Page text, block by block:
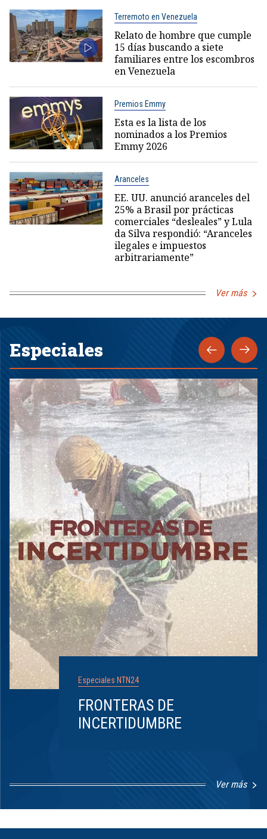
Terremoto en Venezuela
Relato de hombre que cumple
15 días buscando a siete
familiares entre los escombros
en Venezuela
Premios Emmy
Esta es la lista de los
nominados a los Premios
Emmy 2026
Aranceles
EE. UU. anunció aranceles del
25% a Brasil por prácticas
comerciales “desleales” y Lula
da Silva respondió: “Aranceles
ilegales e impuestos
arbitrariamente”
Ver más
Especiales
Especiales NTN24
FRONTERAS DE
INCERTIDUMBRE
Ver más
1
8